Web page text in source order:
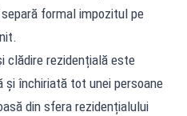
formal impozitul pe
clădire rezidențială este
și închiriată tot unei persoane
din sfera rezidențialului